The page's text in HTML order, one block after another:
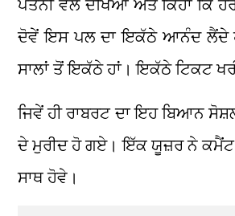
ਪਤਨੀ ਵੱਲ ਦੇਖਿਆ ਅਤੇ ਕਿਹਾ ਕਿ
ਦੋਵੇਂ ਇਸ ਪਲ ਦਾ ਇਕੱਠੇ ਆਨੰਦ ਲੈਂਦੇ
ਸਾਲਾਂ ਤੋਂ ਇਕੱਠੇ ਹਾਂ। ਇਕੱਠੇ ਟਿਕਟ
ਜਿਵੇਂ ਹੀ ਰਾਬਰਟ ਦਾ ਇਹ ਬਿਆਨ
ਦੇ ਮੁਰੀਦ ਹੋ ਗਏ। ਇੱਕ ਯੂਜ਼ਰ ਨੇ ਕਮੈਂਟ
ਸਾਥ ਹੋਵੇ।